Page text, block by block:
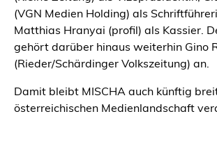
(VGN Medien Holding) als
Matthias Hranyai (profil) als Kassier.
gehört darüber hinaus weiterhin Gino
(Rieder/Schärdinger Volkszeitung) an.
Damit bleibt MISCHA auch künftig
österreichischen Medienlandschaft